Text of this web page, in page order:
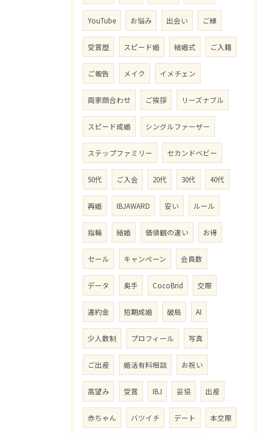
YouTube お悩み 出会い ご縁
受賞歴 スピード婚 結婚式 ご入籍
ご報告 メイク イメチェン
両家顔合わせ ご挨拶 リーズナブル
スピード成婚 シングルファーザー
ステップファミリー セカンドベビー
50代 ご入会 20代 30代 40代
再婚 IBJAWARD 安い ルール
指輪 結婚 価値観の違い お得
セール キャンペーン 会員数
データ 奥手 CocoBrid 交際
違約金 短期成婚 破局 AI
少人数制 プロフィール 写真
ご出産 婚活有料相談 お祝い
高望み 受賞 IBJ 妥協 出産
赤ちゃん バツイチ デート 本交際